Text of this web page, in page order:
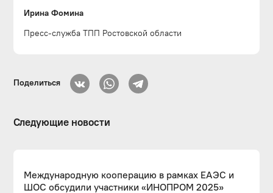
Ирина Фомина
Пресс-служба ТПП Ростовской области
Поделиться
Следующие новости
Международную кооперацию в рамках ЕАЭС и
ШОС обсудили участники «ИНОПРОМ 2025»